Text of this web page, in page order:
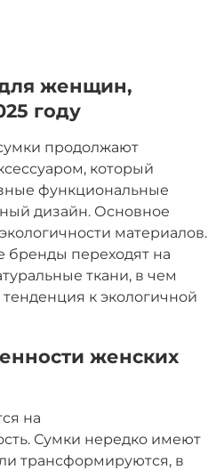
женщин,
году
продолжают
который
функциональные
дизайн. Основное
материалов.
переходят на
ткани, в чем
к экологичной
женских
на
Сумки нередко имеют
трансформируются, в